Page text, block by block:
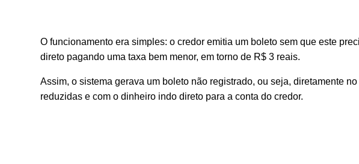
O funcionamento era simples: o credor emitia um boleto sem que este
direto pagando uma taxa bem menor, em torno de R$ 3 reais.
Assim, o sistema gerava um boleto não registrado, ou seja, diretamente
reduzidas e com o dinheiro indo direto para a conta do credor.